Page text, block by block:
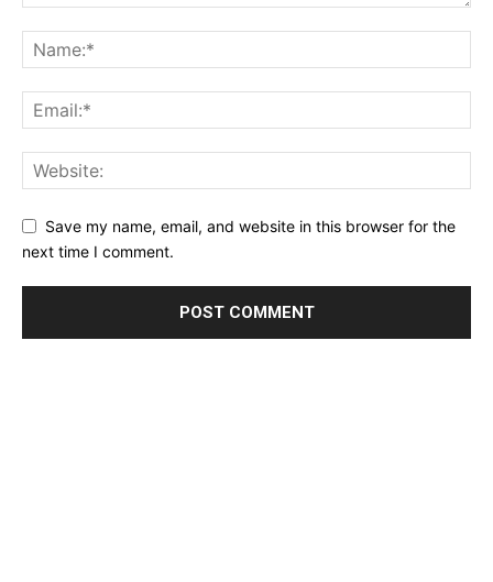
Save my name, email, and website in this browser for the
next time I comment.